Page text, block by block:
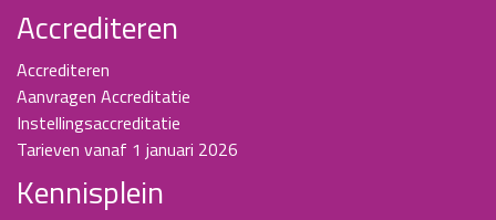
Accrediteren
Accrediteren
Aanvragen Accreditatie
Instellingsaccreditatie
Tarieven vanaf 1 januari 2026
Kennisplein